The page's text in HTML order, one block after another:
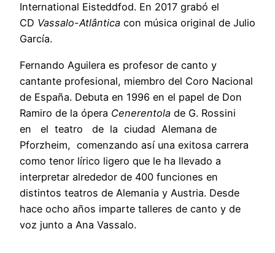
International Eisteddfod. En 2017 grabó el
CD Vassalo-Atlântica con música original de Julio
García.
Fernando Aguilera es profesor de canto y
cantante profesional, miembro del Coro Nacional
de España. Debuta en 1996 en el papel de Don
Ramiro de la ópera Cenerentola de G. Rossini
en el teatro de la ciudad Alemana de
Pforzheim, comenzando así una exitosa carrera
como tenor lírico ligero que le ha llevado a
interpretar alrededor de 400 funciones en
distintos teatros de Alemania y Austria. Desde
hace ocho años imparte talleres de canto y de
voz junto a Ana Vassalo.